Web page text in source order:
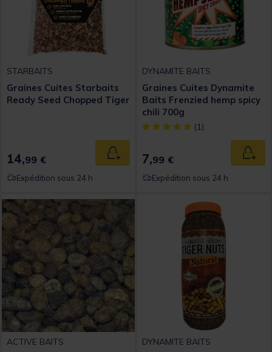
STARBAITS
Graines Cuites Starbaits
Ready Seed Chopped Tiger
14,99 € Ajouter au panier
Expédition sous 24 h
DYNAMITE BAITS
Graines Cuites Dynamite
Baits Frenzied hemp spicy
chili 700g
[object Object] out of 5
(1)
7,99 €
Expédition sous 24 h
ACTIVE BAITS DYNAMITE BAITS